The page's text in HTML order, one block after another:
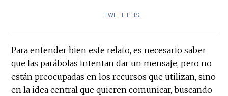
TWEET THIS
Para entender bien este relato, es necesario saber
que las parábolas intentan dar un mensaje, pero no
están preocupadas en los recursos que utilizan, sino
en la idea central que quieren comunicar, buscando